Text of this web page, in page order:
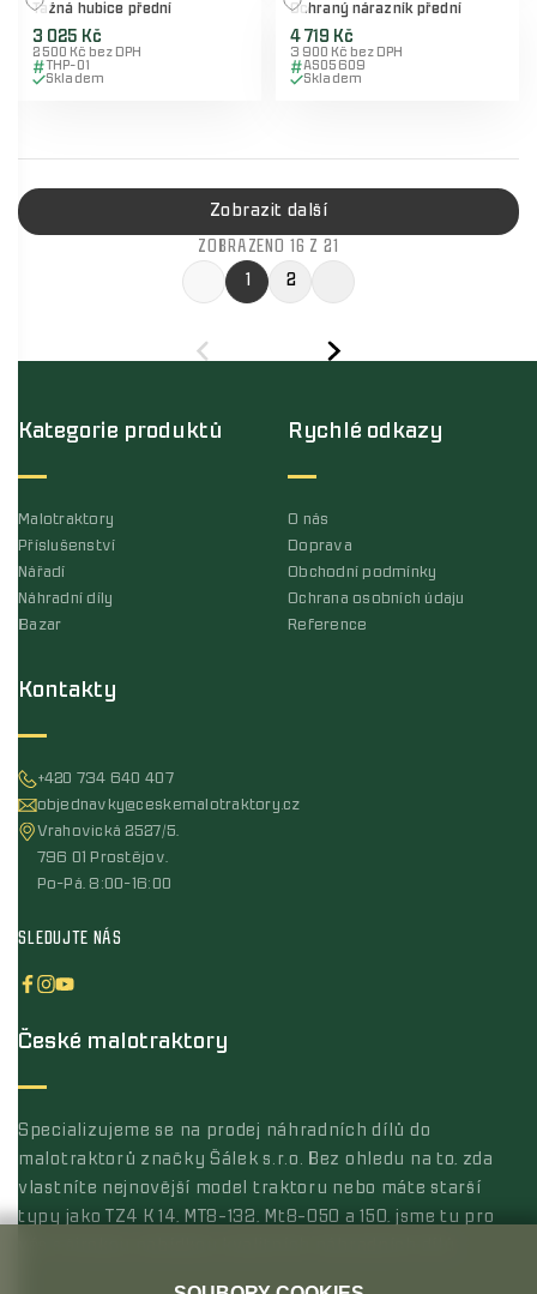
Tažná hubice přední
3 025 Kč
2 500 Kč bez DPH
THP-01
Skladem
Ochraný nárazník přední
4 719 Kč
3 900 Kč bez DPH
AS05609
Skladem
Zobrazit další
ZOBRAZENO 16 Z 21
1
2
Kontakty
+420 734 640 407
objednavky@ceskemalotraktory.cz
Vrahovická 2527/5,
796 01 Prostějov,
Po-Pá, 8:00-16:00
SLEDUJTE NÁS
Kategorie produktů
Malotraktory
Příslušenství
Nářadí
Náhradní díly
Bazar
Rychlé odkazy
O nás
Doprava
Obchodní podmínky
Ochrana osobních údaju
Reference
České malotraktory
Specializujeme se na prodej náhradních dílů do
malotraktorů značky Šálek s.r.o. Bez ohledu na to, zda
vlastníte nejnovější model traktoru nebo máte starší
typy jako TZ4 K 14, MT8-132, Mt8-050 a 150, jsme tu pro